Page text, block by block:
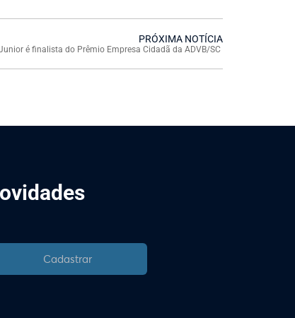
PRÓXIMA NOTÍCIA
é finalista do Prêmio Empresa Cidadã da ADVB/SC
Cadastrar